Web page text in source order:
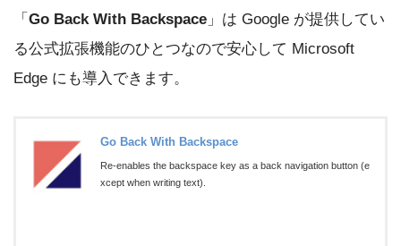
「 Go Back With Backspace 」は Google が提供してい
る公式拡張機能のひとつなので安心して Microsoft
Edge にも導入できます。
Go Back With Backspace
Re-enables the backspace key as a back navigation button (e
xcept when writing text).